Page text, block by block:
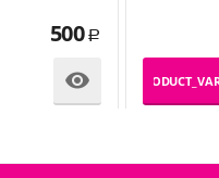
500 Р
